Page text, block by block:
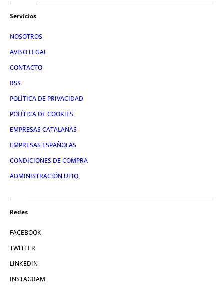
Servicios
NOSOTROS
AVISO LEGAL
CONTACTO
RSS
POLÍTICA DE PRIVACIDAD
POLÍTICA DE COOKIES
EMPRESAS CATALANAS
EMPRESAS ESPAÑOLAS
CONDICIONES DE COMPRA
ADMINISTRACIÓN UTIQ
Redes
FACEBOOK
TWITTER
LINKEDIN
INSTAGRAM